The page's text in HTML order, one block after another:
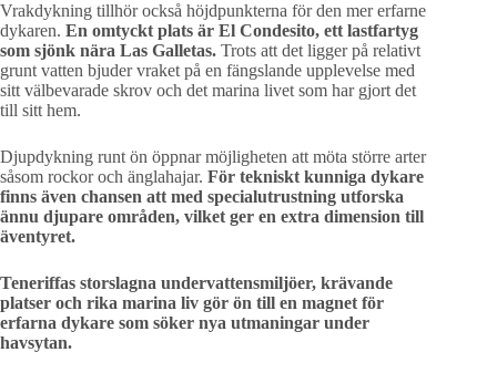
Vrakdykning tillhör också höjdpunkterna för den mer erfarne
dykaren. En omtyckt plats är El Condesito, ett lastfartyg
som sjönk nära Las Galletas. Trots att det ligger på relativt
grunt vatten bjuder vraket på en fängslande upplevelse med
sitt välbevarade skrov och det marina livet som har gjort det
till sitt hem.
Djupdykning runt ön öppnar möjligheten att möta större arter
såsom rockor och änglahajar. För tekniskt kunniga dykare
finns även chansen att med specialutrustning utforska
ännu djupare områden, vilket ger en extra dimension till
äventyret.
Teneriffas storslagna undervattensmiljöer, krävande
platser och rika marina liv gör ön till en magnet för
erfarna dykare som söker nya utmaningar under
havsytan.